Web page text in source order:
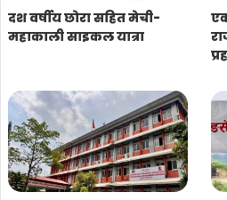
दश वर्षीय छोरा सहित मेची-
महाकाली साइकल यात्रा